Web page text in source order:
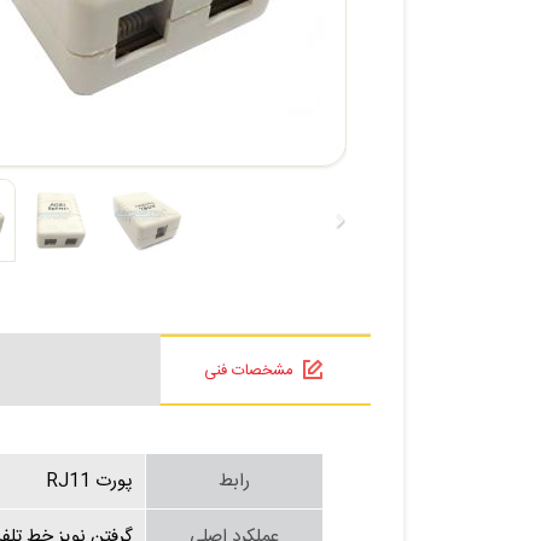
مشخصات فنی
رابط
پورت RJ11